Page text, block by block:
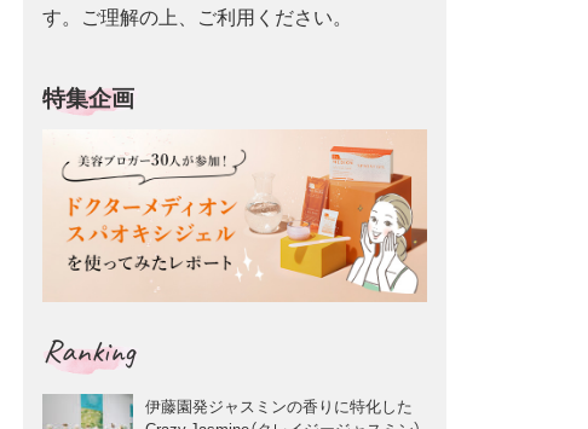
す。ご理解の上、ご利用ください。
特集企画
Ranking
伊藤園発ジャスミンの香りに特化した